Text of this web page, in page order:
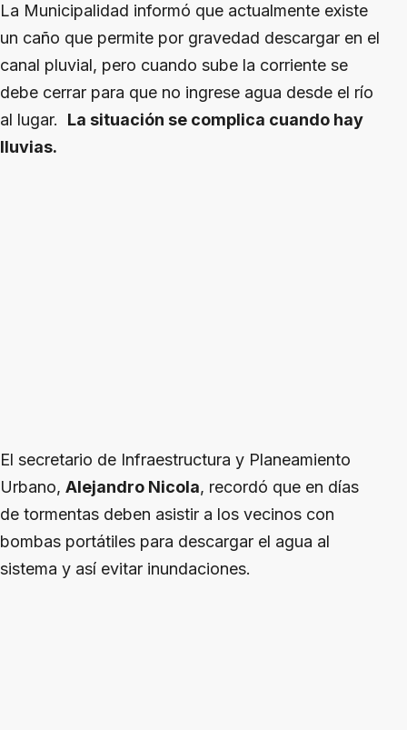
La Municipalidad informó que actualmente existe
un caño que permite por gravedad descargar en el
canal pluvial, pero cuando sube la corriente se
debe cerrar para que no ingrese agua desde el río
al lugar. La situación se complica cuando hay
lluvias.
El secretario de Infraestructura y Planeamiento
Urbano, Alejandro Nicola, recordó que en días
de tormentas deben asistir a los vecinos con
bombas portátiles para descargar el agua al
sistema y así evitar inundaciones.